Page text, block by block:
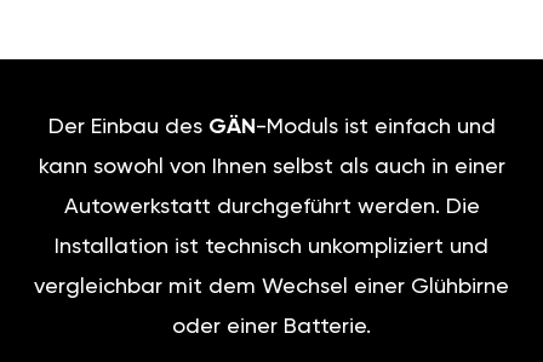
Der Einbau des GÄN -Moduls ist einfach und
kann sowohl von Ihnen selbst als auch in einer
Autowerkstatt durchgeführt werden. Die
Installation ist technisch unkompliziert und
vergleichbar mit dem Wechsel einer Glühbirne
oder einer Batterie.